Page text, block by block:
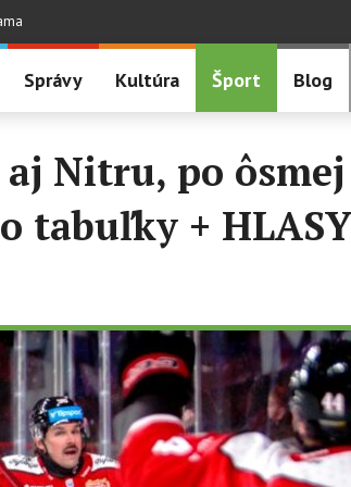
Správy Kultúra Šport Blog
Nitru, po ôsmej
tabuľky + HLASY